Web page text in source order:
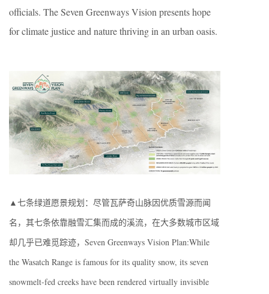
officials. The Seven Greenways Vision presents hope
for climate justice and nature thriving in an urban oasis.
▲七条绿道愿景规划：尽管瓦萨奇山脉因优质雪源而闻
名，其七条依靠融雪汇集而成的溪流，在大多数城市区域
却几乎已难觅踪迹，Seven Greenways Vision Plan:While
the Wasatch Range is famous for its quality snow, its seven
snowmelt-fed creeks have been rendered virtually invisible